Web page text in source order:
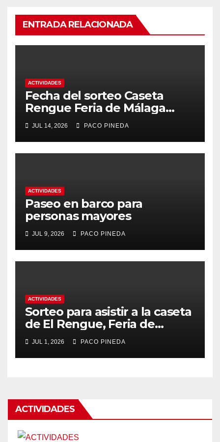
ENTRADA RELACIONADA
ACTIVIDADES
Fecha del sorteo Caseta
Rengue Feria de Málaga
2026
JUL 14, 2026 PACO PINEDA
ACTIVIDADES
Paseo en barco para
personas mayores
JUL 9, 2026 PACO PINEDA
ACTIVIDADES
Sorteo para asistir a la caseta
de El Rengue, Feria de
Málaga 2026
JUL 1, 2026 PACO PINEDA
ACTIVIDADES